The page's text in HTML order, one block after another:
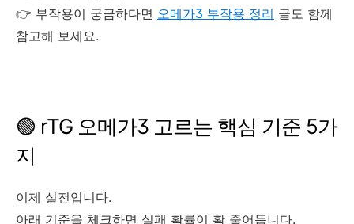
👉 부작용이 궁금하다면 오메가3 부작용 정리 글도 함께
참고해 보세요.
🟢 rTG 오메가3 고르는 핵심 기준 5가
지
이제 실전입니다.
아래 기준을 체크하면 실패 확률이 확 줄어듭니다.